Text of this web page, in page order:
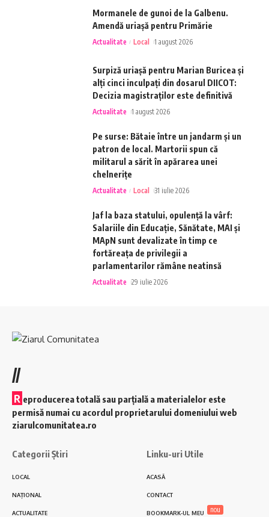
Mormanele de gunoi de la Galbenu.
Amendă uriașă pentru Primărie
Actualitate Local 1 august 2026
Surpiză uriașă pentru Marian Buricea și
alți cinci inculpați din dosarul DIICOT:
Decizia magistraților este definitivă
Actualitate 1 august 2026
Pe surse: Bătaie între un jandarm și un
patron de local. Martorii spun că
militarul a sărit în apărarea unei
chelnerițe
Actualitate Local 31 iulie 2026
Jaf la baza statului, opulență la vârf:
Salariile din Educație, Sănătate, MAI și
MApN sunt devalizate în timp ce
fortăreața de privilegii a
parlamentarilor rămâne neatinsă
Actualitate 29 iulie 2026
//
R eproducerea totală sau parțială a materialelor este
permisă numai cu acordul proprietarului domeniului web
ziarulcomunitatea.ro
Categorii Știri
LOCAL
NAȚIONAL
ACTUALITATE
Linku-uri Utile
ACASĂ
CONTACT
BOOKMARK-UL MEU nou